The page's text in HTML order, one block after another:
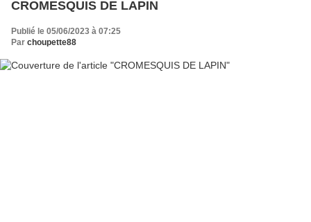
CROMESQUIS DE LAPIN
Publié le 05/06/2023 à 07:25
Par choupette88